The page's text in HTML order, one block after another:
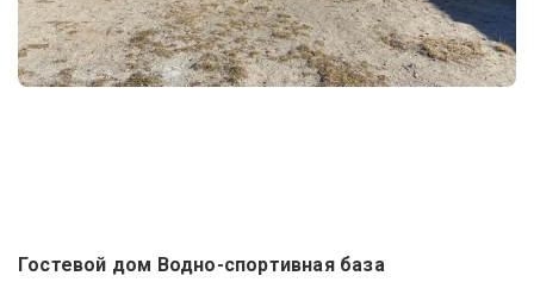
Гостевой дом Водно-спортивная база